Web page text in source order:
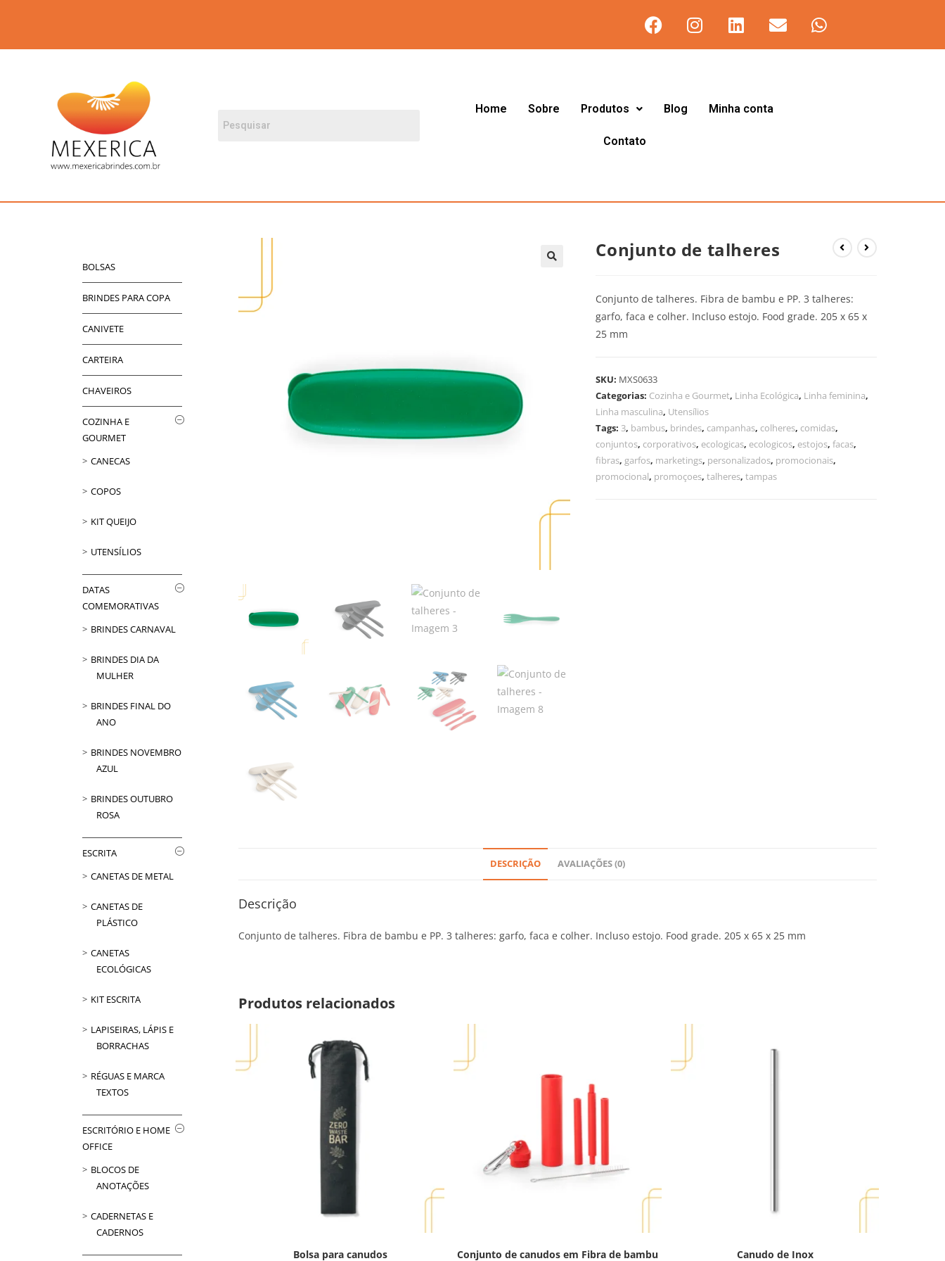
Home Sobre Produtos Blog Minha conta
Contato
Conjunto de talheres
Conjunto de talheres. Fibra de bambu e PP. 3 talheres:
garfo, faca e colher. Incluso estojo. Food grade. 205 x 65 x
25 mm
SKU: MXS0633
Categorias: Cozinha e Gourmet, Linha Ecológica, Linha feminina,
Linha masculina, Utensílios
Tags: 3, bambus, brindes, campanhas, colheres, comidas,
conjuntos, corporativos, ecologicas, ecologicos, estojos,facas,
fibras, garfos, marketings, personalizados, promocionais,
promocional, promoçoes,talheres,tampas
DESCRIÇÃO AVALIAÇÕES (0)
Descrição
Conjunto de talheres. Fibra de bambu e PP. 3 talheres: garfo, faca e colher. Incluso estojo. Food grade. 205 x 65 x 25 mm
Produtos relacionados
Bolsa para canudos Conjunto de canudos em Fibra de bambu Canudo de Inox
BOLSAS
BRINDES PARA COPA
CANIVETE
CARTEIRA
CHAVEIROS
COZINHA E
GOURMET
CANECAS
COPOS
KIT QUEIJO
UTENSÍLIOS
DATAS
COMEMORATIVAS
BRINDES CARNAVAL
BRINDES DIA DA
MULHER
BRINDES FINAL DO
ANO
BRINDES NOVEMBRO
AZUL
BRINDES OUTUBRO
ROSA
ESCRITA
CANETAS DE METAL
CANETAS DE
PLÁSTICO
CANETAS
ECOLÓGICAS
KIT ESCRITA
LAPISEIRAS, LÁPIS E
BORRACHAS
RÉGUAS E MARCA
TEXTOS
ESCRITÓRIO E HOME
OFFICE
BLOCOS DE
ANOTAÇÕES
CADERNETAS E
CADERNOS